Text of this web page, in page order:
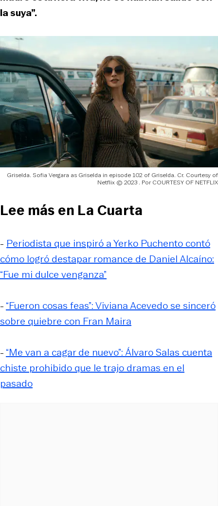
la suya”.
Griselda. Sofia Vergara as Griselda in episode 102 of Griselda. Cr. Courtesy of
Netflix © 2023
COURTESY OF NETFLIX
Lee más en La Cuarta
- Periodista que inspiró a Yerko Puchento contó
cómo logró destapar romance de Daniel Alcaíno:
“Fue mi dulce venganza”
- “Fueron cosas feas”: Viviana Acevedo se sinceró
sobre quiebre con Fran Maira
- “Me van a cagar de nuevo”: Álvaro Salas cuenta
chiste prohibido que le trajo dramas en el
pasado